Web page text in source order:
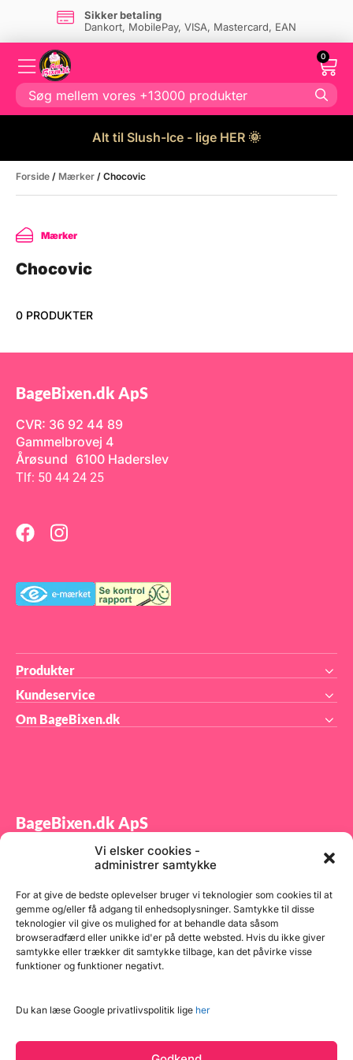
Vi elsker cookies -
administrer samtykke
For at give de bedste oplevelser bruger vi teknologier som cookies til at
gemme og/eller få adgang til enhedsoplysninger. Samtykke til disse
teknologier vil give os mulighed for at behandle data såsom
browseradfærd eller unikke id'er på dette websted. Hvis du ikke giver
samtykke eller trækker dit samtykke tilbage, kan det påvirke visse
funktioner og funktioner negativt.
Du kan læse Google privatlivspolitik lige her
Sikker betaling
Dankort, MobilePay, VISA, Mastercard, EAN
0
Alt til Slush-Ice - lige HER 🌞
Forside / Mærker / Chocovic
Mærker
Chocovic
0 PRODUKTER
BageBixen.dk ApS
CVR: 36 92 44 89
Gammelbrovej 4
Årøsund 6100 Haderslev
Tlf: 50 44 24 25
Produkter
Kundeservice
Om BageBixen.dk
BageBixen.dk ApS
Tilmeld dig vores nyhedsbrev og modtag gode tilbud
samt spændende produktnyheder direkte i din
indbakke.